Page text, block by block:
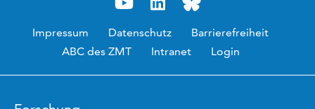
Impressum Datenschutz
Barrierefreiheit
ABC des ZMT
Intranet Login